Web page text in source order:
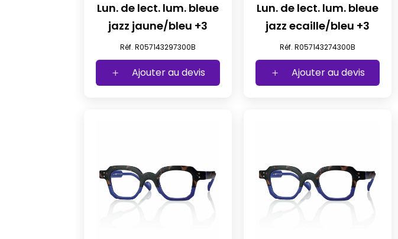
Lun. de lect. lum. bleue
jazz jaune/bleu +3
Réf. R057143297300B
Ajouter au devis
Lun. de lect. lum. bleue
jazz ecaille/bleu +3
Réf. R057143274300B
Ajouter au devis